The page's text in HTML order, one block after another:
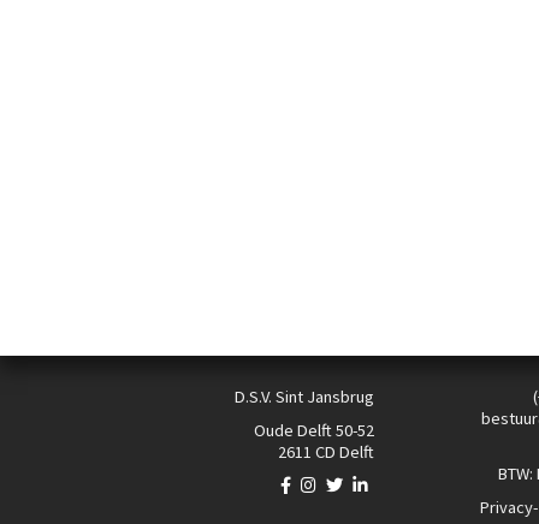
D.S.V. Sint Jansbrug
Oude Delft 50-52
2611 CD Delft